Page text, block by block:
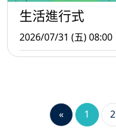
生活進行式
2026/07/31 (五) 08:00
« 1 2